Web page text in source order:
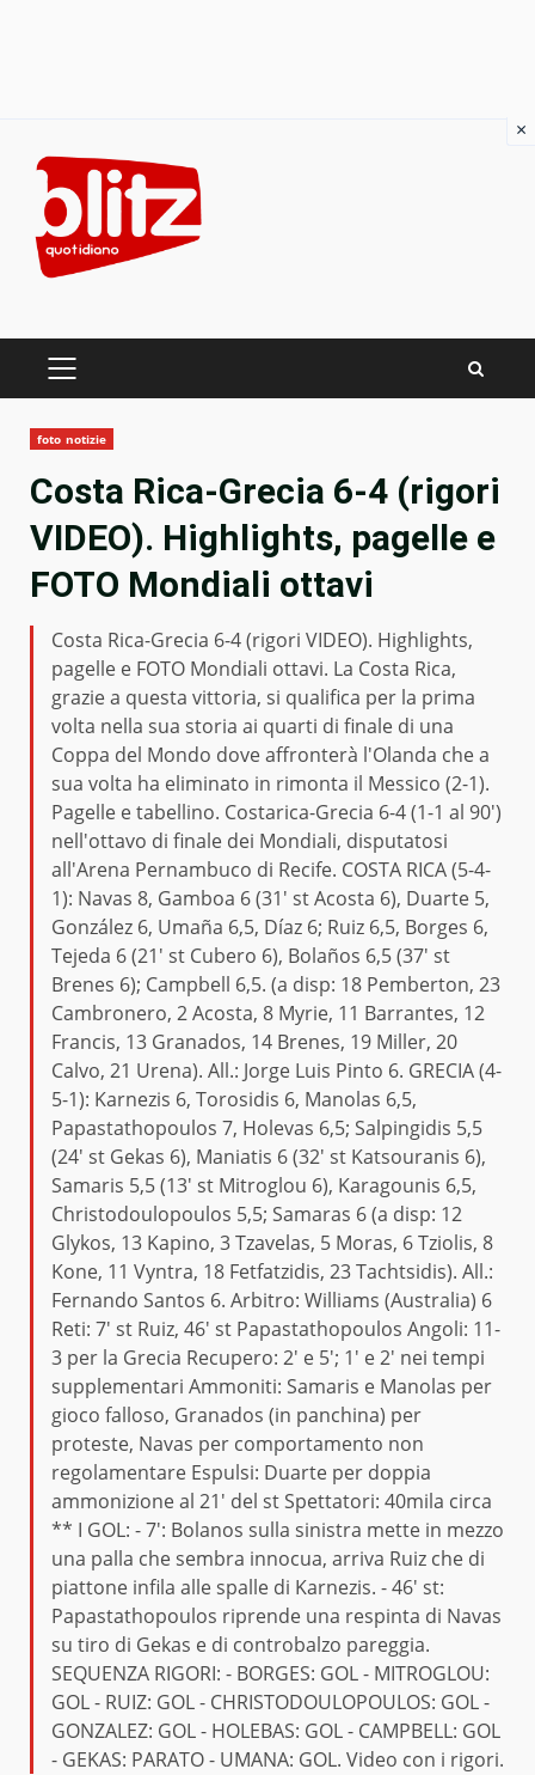
content
PRIMARY
foto notizie
Costa Rica-Grecia 6-4 (rigori
VIDEO). Highlights, pagelle e
FOTO Mondiali ottavi
Costa Rica-Grecia 6-4 (rigori VIDEO). Highlights,
pagelle e FOTO Mondiali ottavi. La Costa Rica,
grazie a questa vittoria, si qualifica per la prima
volta nella sua storia ai quarti di finale di una
Coppa del Mondo dove affronterà l'Olanda che a
sua volta ha eliminato in rimonta il Messico (2-1).
Pagelle e tabellino. Costarica-Grecia 6-4 (1-1 al 90')
nell'ottavo di finale dei Mondiali, disputatosi
all'Arena Pernambuco di Recife. COSTA RICA (5-4-
1): Navas 8, Gamboa 6 (31' st Acosta 6), Duarte 5,
González 6, Umaña 6,5, Díaz 6; Ruiz 6,5, Borges 6,
Tejeda 6 (21' st Cubero 6), Bolaños 6,5 (37' st
Brenes 6); Campbell 6,5. (a disp: 18 Pemberton, 23
Cambronero, 2 Acosta, 8 Myrie, 11 Barrantes, 12
Francis, 13 Granados, 14 Brenes, 19 Miller, 20
Calvo, 21 Urena). All.: Jorge Luis Pinto 6. GRECIA (4-
5-1): Karnezis 6, Torosidis 6, Manolas 6,5,
Papastathopoulos 7, Holevas 6,5; Salpingidis 5,5
(24' st Gekas 6), Maniatis 6 (32' st Katsouranis 6),
Samaris 5,5 (13' st Mitroglou 6), Karagounis 6,5,
Christodoulopoulos 5,5; Samaras 6 (a disp: 12
Glykos, 13 Kapino, 3 Tzavelas, 5 Moras, 6 Tziolis, 8
Kone, 11 Vyntra, 18 Fetfatzidis, 23 Tachtsidis). All.:
Fernando Santos 6. Arbitro: Williams (Australia) 6
Reti: 7' st Ruiz, 46' st Papastathopoulos Angoli: 11-
3 per la Grecia Recupero: 2' e 5'; 1' e 2' nei tempi
supplementari Ammoniti: Samaris e Manolas per
gioco falloso, Granados (in panchina) per
proteste, Navas per comportamento non
regolamentare Espulsi: Duarte per doppia
ammonizione al 21' del st Spettatori: 40mila circa
** I GOL: - 7': Bolanos sulla sinistra mette in mezzo
una palla che sembra innocua, arriva Ruiz che di
piattone infila alle spalle di Karnezis. - 46' st:
Papastathopoulos riprende una respinta di Navas
su tiro di Gekas e di controbalzo pareggia.
SEQUENZA RIGORI: - BORGES: GOL - MITROGLOU:
GOL - RUIZ: GOL - CHRISTODOULOPOULOS: GOL -
GONZALEZ: GOL - HOLEBAS: GOL - CAMPBELL: GOL
- GEKAS: PARATO - UMANA: GOL. Video con i rigori.
×